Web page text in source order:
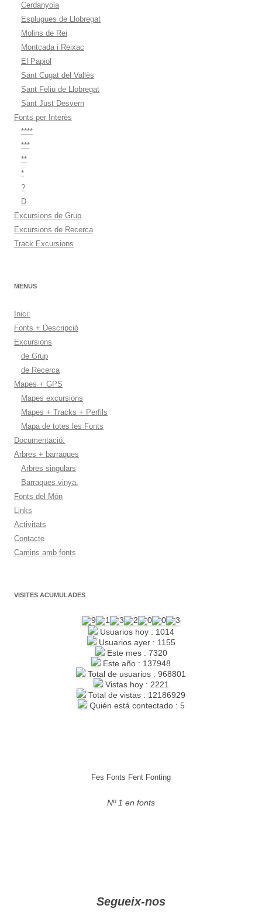
Cerdanyola
Esplugues de Llobregat
Molins de Rei
Montcada i Reixac
El Papiol
Sant Cugat del Vallès
Sant Feliu de Llobregat
Sant Just Desvern
Fonts per Interès
****
***
**
*
?
D
Excursions de Grup
Excursions de Recerca
Track Excursions
MENUS
Inici:
Fonts + Descripció
Excursions
de Grup
de Recerca
Mapes + GPS
Mapes excursions
Mapes + Tracks + Perfils
Mapa de totes les Fonts
Documentació:
Arbres + barraques
Arbres singulars
Barraques vinya.
Fonts del Món
Links
Activitats
Contacte
Camins amb fonts
VISITES ACUMULADES
Usuarios hoy : 1014
Usuarios ayer : 1155
Este mes : 7320
Este año : 137948
Total de usuarios : 968801
Vistas hoy : 2221
Total de vistas : 12186929
Quién está contectado : 5
Fes Fonts Fent Fonting
Nº 1 en fonts
Segueix-nos